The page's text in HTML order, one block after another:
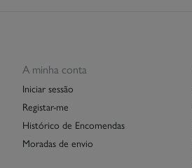
A minha conta
Iniciar sessão
Registar-me
Histórico de Encomendas
Moradas de envio